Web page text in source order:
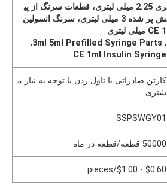
ری 2.25 میلی لیتری، قطعات سرنگ از پی
ش پر شده 3 میلی لیتری، سرنگ انسولین
CE 1 میلی لیتری
,
3ml 5ml Prefilled Syringe Parts
,
CE 1ml Insulin Syringe
کارتن صادراتی یا تاول زدن با توجه به نیاز م
شتری
SSPSWGY01
50000 قطعه/قطعه در ماه
$0.60 - $1.00/pieces